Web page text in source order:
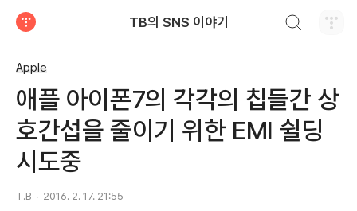
TB의 SNS 이야기
Apple
애플 아이폰7의 각각의 칩들간 상
호간섭을 줄이기 위한 EMI 쉴딩
시도중
T.B 2016. 2. 17. 21:55